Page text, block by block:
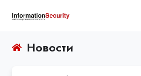
Новости